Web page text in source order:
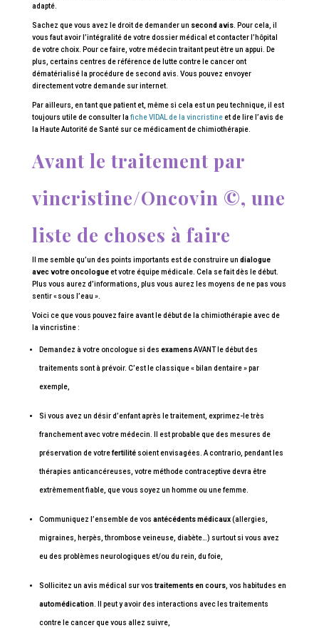
adapté.
Sachez que vous avez le droit de demander un second avis. Pour cela, il
vous faut avoir l’intégralité de votre dossier médical et contacter l’hôpital
de votre choix. Pour ce faire, votre médecin traitant peut être un appui. De
plus, certains centres de référence de lutte contre le cancer ont
dématérialisé la procédure de second avis. Vous pouvez envoyer
directement votre demande sur internet.
Par ailleurs, en tant que patient et, même si cela est un peu technique, il est
toujours utile de consulter la fiche VIDAL de la vincristineet de lire l’avis de
la Haute Autorité de Santé sur ce médicament de chimiothérapie.
Avant le traitement par
vincristine/Oncovin ©, une
liste de choses à faire
Il me semble qu’un des points importants est de construire un dialogue
avec votre oncologueet votre équipe médicale. Cela se fait dès le début.
Plus vous aurez d’informations, plus vous aurez les moyens de ne pas vous
sentir « sous l’eau ».
Voici ce que vous pouvez faire avant le début de la chimiothérapie avec de
la vincristine :
Demandez à votre oncologue si des examensAVANT le début des
traitements sont à prévoir. C’est le classique « bilan dentaire » par
exemple,
Si vous avez un désir d’enfant après le traitement, exprimez-le très
franchement avec votre médecin. Il est probable que des mesures de
préservation de votrefertilitésoient envisagées. A contrario, pendant les
thérapies anticancéreuses, votre méthode contraceptive devra être
extrêmement fiable, que vous soyez un homme ou une femme.
Communiquez l’ensemble de vos antécédents médicaux(allergies,
migraines, herpès, thrombose veineuse, diabète…) surtout si vous avez
eu des problèmes neurologiques et/ou du rein, du foie,
Sollicitez un avis médical sur vos traitements en cours, vos habitudes en
automédication. Il peut y avoir des interactions avec les traitements
contre le cancer que vous allez suivre,